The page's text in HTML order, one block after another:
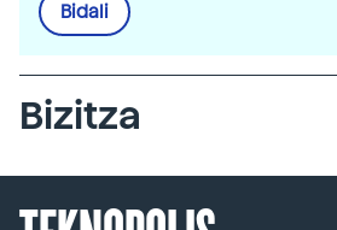
Bidali
Bizitza